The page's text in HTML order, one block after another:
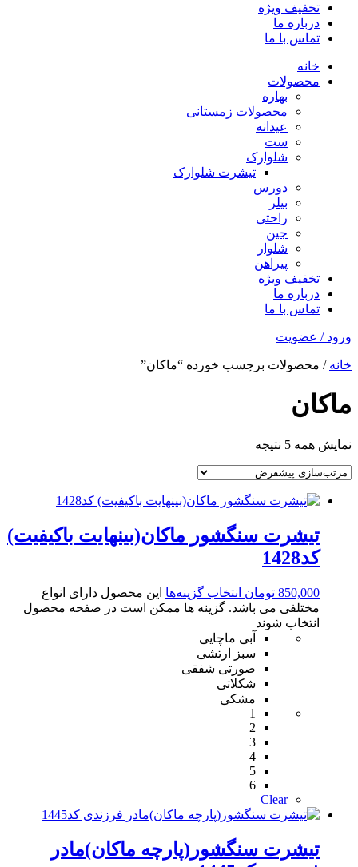
تخفیف ویژه
درباره ما
تماس با ما
خانه
محصولات
بهاره
محصولات زمستانی
عیدانه
ست
شلوارک
تیشرت شلوارک
دورس
بیلر
راحتی
جین
شلوار
پیراهن
تخفیف ویژه
درباره ما
تماس با ما
ورود / عضویت
خانه / محصولات برچسب خورده “ماکان”
ماکان
نمایش همه 5 نتیجه
تیشرت سنگشور ماکان(بینهایت باکیفیت)
کد1428
850,000 تومان انتخاب گزینه‌ها این محصول دارای انواع
مختلفی می باشد. گزینه ها ممکن است در صفحه محصول
انتخاب شوند
آبی ماچایی
سبز ارتشی
صورتی شفقی
شکلاتی
مشکی
1
2
3
4
5
6
Clear
تیشرت سنگشور(پارچه ماکان)مادر